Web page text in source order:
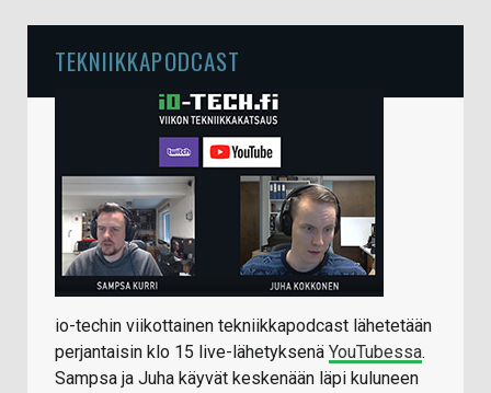
TEKNIIKKAPODCAST
io-techin viikottainen tekniikkapodcast lähetetään
perjantaisin klo 15 live-lähetyksenä YouTubessa.
Sampsa ja Juha käyvät keskenään läpi kuluneen